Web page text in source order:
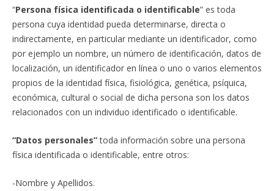
“Persona física identificada o identificable” es toda
persona cuya identidad pueda determinarse, directa o
indirectamente, en particular mediante un identificador, como
por ejemplo un nombre, un número de identificación, datos de
localización, un identificador en línea o uno o varios elementos
propios de la identidad física, fisiológica, genética, psíquica,
económica, cultural o social de dicha persona son los datos
relacionados con un individuo identificado o identificable.
“Datos personales”toda información sobre una persona
física identificada o identificable, entre otros:
-Nombre y Apellidos.